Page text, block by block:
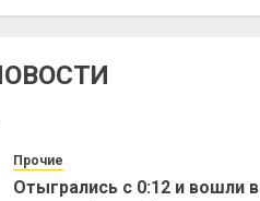
Прочие
Отыгрались с 0:12 и вошли в